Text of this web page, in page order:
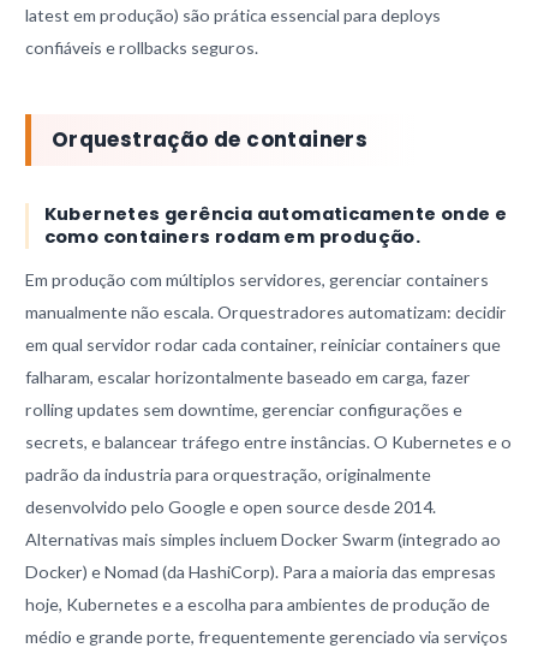
latest em produção) são prática essencial para deploys
confiáveis e rollbacks seguros.
Orquestração de containers
Kubernetes gerência automaticamente onde e
como containers rodam em produção.
Em produção com múltiplos servidores, gerenciar containers
manualmente não escala. Orquestradores automatizam: decidir
em qual servidor rodar cada container, reiniciar containers que
falharam, escalar horizontalmente baseado em carga, fazer
rolling updates sem downtime, gerenciar configurações e
secrets, e balancear tráfego entre instâncias. O Kubernetes e o
padrão da industria para orquestração, originalmente
desenvolvido pelo Google e open source desde 2014.
Alternativas mais simples incluem Docker Swarm (integrado ao
Docker) e Nomad (da HashiCorp). Para a maioria das empresas
hoje, Kubernetes e a escolha para ambientes de produção de
médio e grande porte, frequentemente gerenciado via serviços